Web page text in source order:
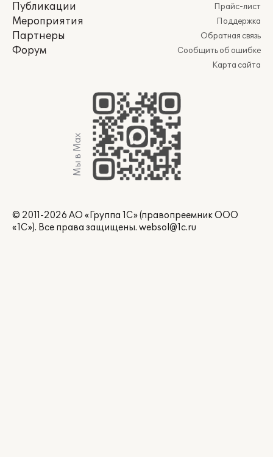
Публикации
Мероприятия
Партнеры
Форум
Прайс-лист
Поддержка
Обратная связь
Сообщить об ошибке
Карта сайта
Мы в Max
© 2011-2026 АО «Группа 1С» (правопреемник ООО
«1С»). Все права защищены. websol@1c.ru